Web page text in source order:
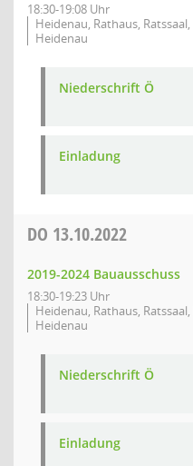
18:30-19:08 Uhr
Heidenau, Rathaus,
Heidenau
Niederschrift Ö
Einladung
DO 13.10.2022
2019-2024 Bauausschuss
18:30-19:23 Uhr
Heidenau, Rathaus,
Heidenau
Niederschrift Ö
Einladung